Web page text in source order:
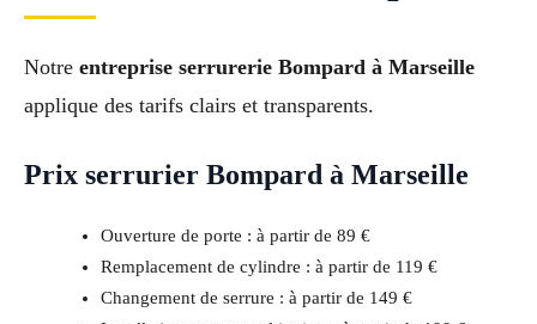
Notre entreprise serrurerie Bompard à Marseille
applique des tarifs clairs et transparents.
Prix serrurier Bompard à Marseille
Ouverture de porte : à partir de 89 €
Remplacement de cylindre : à partir de 119 €
Changement de serrure : à partir de 149 €